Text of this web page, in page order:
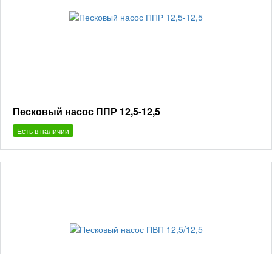
Песковый насос ППР 12,5-12,5
Есть в наличии